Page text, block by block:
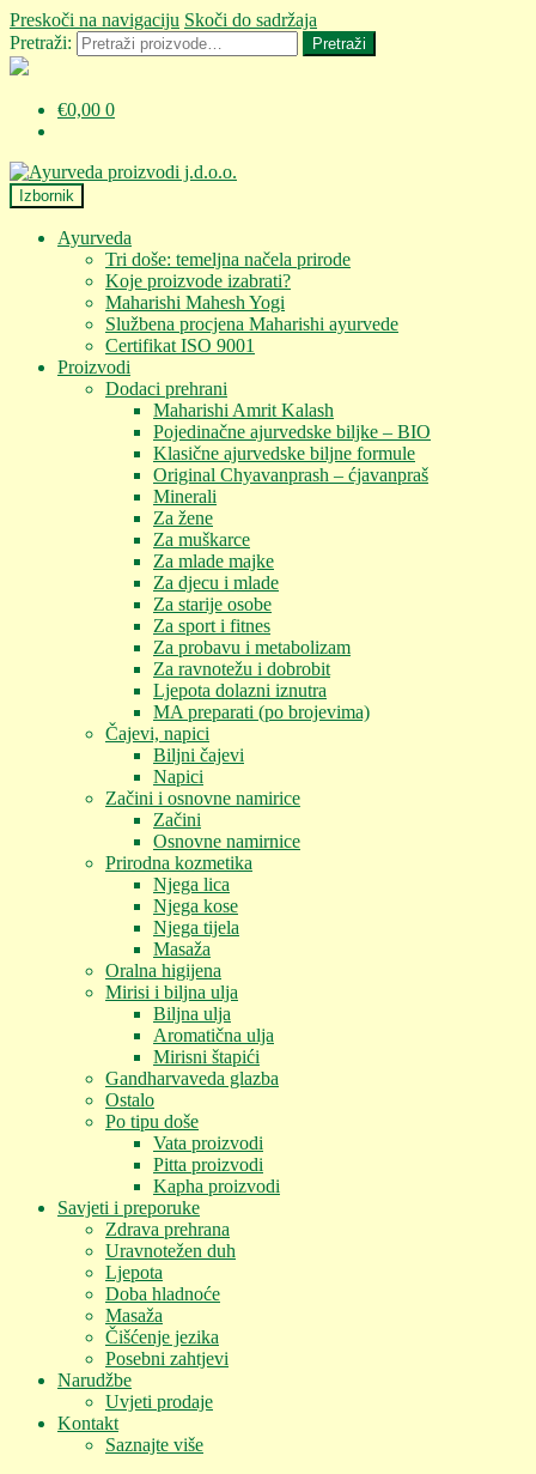
Preskoči na navigaciju Skoči do sadržaja
Pretraži:
Pretraži
€0,00 0
Izbornik
Ayurveda
Tri doše: temeljna načela prirode
Koje proizvode izabrati?
Maharishi Mahesh Yogi
Službena procjena Maharishi ayurvede
Certifikat ISO 9001
Proizvodi
Dodaci prehrani
Maharishi Amrit Kalash
Pojedinačne ajurvedske biljke – BIO
Klasične ajurvedske biljne formule
Original Chyavanprash – ćjavanpraš
Minerali
Za žene
Za muškarce
Za mlade majke
Za djecu i mlade
Za starije osobe
Za sport i fitnes
Za probavu i metabolizam
Za ravnotežu i dobrobit
Ljepota dolazni iznutra
MA preparati (po brojevima)
Čajevi, napici
Biljni čajevi
Napici
Začini i osnovne namirice
Začini
Osnovne namirnice
Prirodna kozmetika
Njega lica
Njega kose
Njega tijela
Masaža
Oralna higijena
Mirisi i biljna ulja
Biljna ulja
Aromatična ulja
Mirisni štapići
Gandharvaveda glazba
Ostalo
Po tipu doše
Vata proizvodi
Pitta proizvodi
Kapha proizvodi
Savjeti i preporuke
Zdrava prehrana
Uravnotežen duh
Ljepota
Doba hladnoće
Masaža
Čišćenje jezika
Posebni zahtjevi
Narudžbe
Uvjeti prodaje
Kontakt
Saznajte više